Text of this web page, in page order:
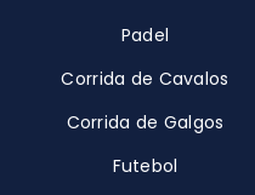
Padel
Corrida de Cavalos
Corrida de Galgos
Futebol